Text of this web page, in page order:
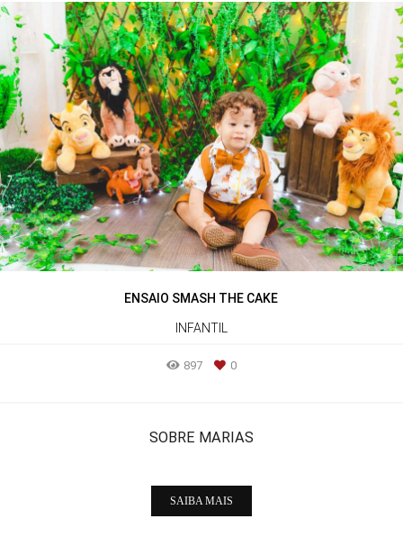
ENSAIO SMASH THE CAKE
INFANTIL
897 0
SOBRE MARIAS
SAIBA MAIS